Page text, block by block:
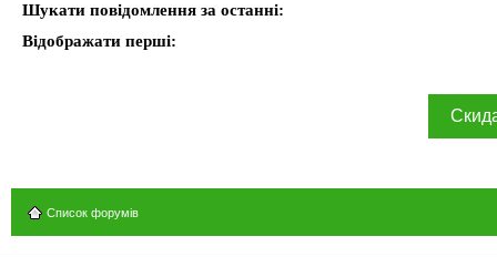
Шукати повідомлення за останні:
Відображати перші:
Список форумів